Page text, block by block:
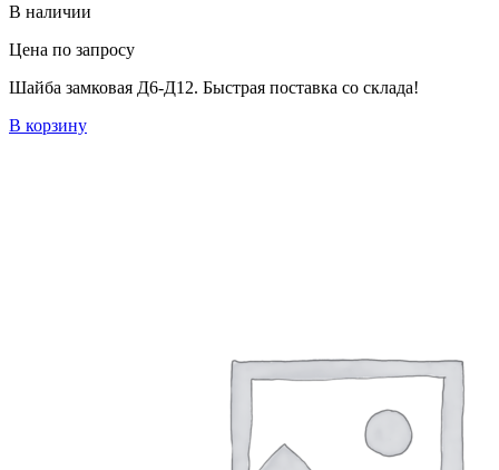
В наличии
Цена по запросу
Шайба замковая Д6-Д12. Быстрая поставка со склада!
В корзину